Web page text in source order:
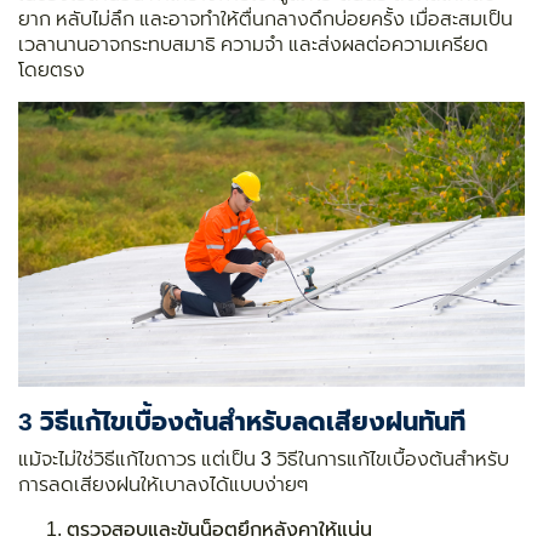
ยาก หลับไม่ลึก และอาจทำให้ตื่นกลางดึกบ่อยครั้ง เมื่อสะสมเป็น
เวลานานอาจกระทบสมาธิ ความจำ และส่งผลต่อความเครียด
โดยตรง
3 วิธีแก้ไขเบื้องต้นสำหรับลดเสียงฝนทันที
แม้จะไม่ใช่วิธีแก้ไขถาวร แต่เป็น 3 วิธีในการแก้ไขเบื้องต้นสำหรับ
การลดเสียงฝนให้เบาลงได้แบบง่ายๆ
ตรวจสอบและขันน็อตยึกหลังคาให้แน่น